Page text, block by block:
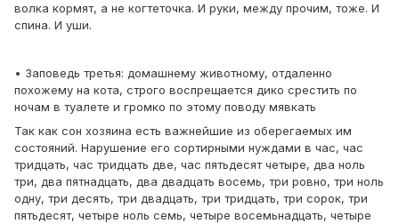
волка кормят, а не когтеточка. И руки, между прочим, тоже. И
спина. И уши.
• Заповедь третья: домашнему животному, отдаленно
похожему на кота, строго воспрещается дико срестить по
ночам в туалете и громко по этому поводу мявкать
Так как сон хозяина есть важнейшие из оберегаемых им
состояний. Нарушение его сортирными нуждами в час, час
тридцать, час тридцать две, час пятьдесят четыре, два ноль
три, два пятнадцать, два двадцать восемь, три ровно, три ноль
одну, три десять, три двадцать, три тридцать, три сорок, три
пятьдесят, четыре ноль семь, четыре восемьнадцать, четыре